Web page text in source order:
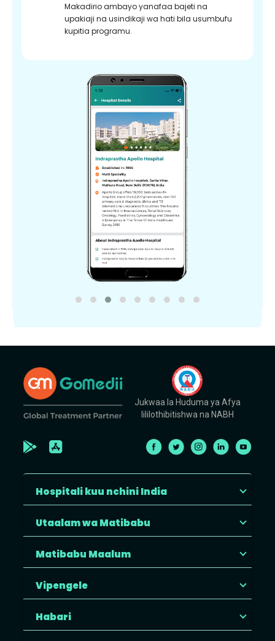
Makadirio ambayo yanafaa bajeti na
upakiaji na usindikaji wa hati bila usumbufu
kupitia programu.
Jukwaa la Huduma ya Afya
lililothibitishwa na NABH
Hospitali kuu nchini India
Utaalam wa Matibabu
Matibabu Maalum
Vipengele
Habari